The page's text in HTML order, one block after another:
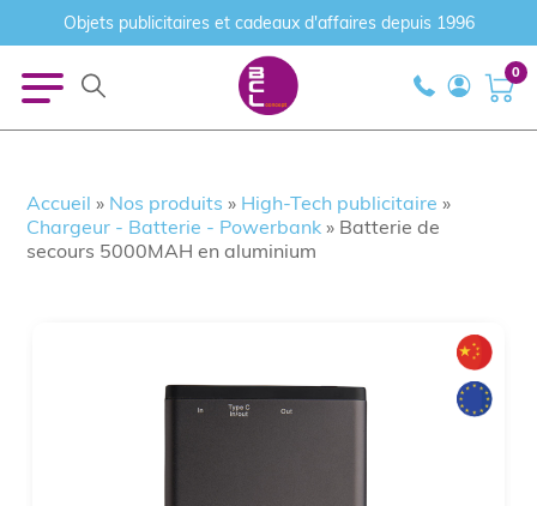
Objets publicitaires et cadeaux d'affaires depuis 1996
0
Accueil » Nos produits » High-Tech publicitaire »
Chargeur - Batterie - Powerbank » Batterie de
secours 5000MAH en aluminium